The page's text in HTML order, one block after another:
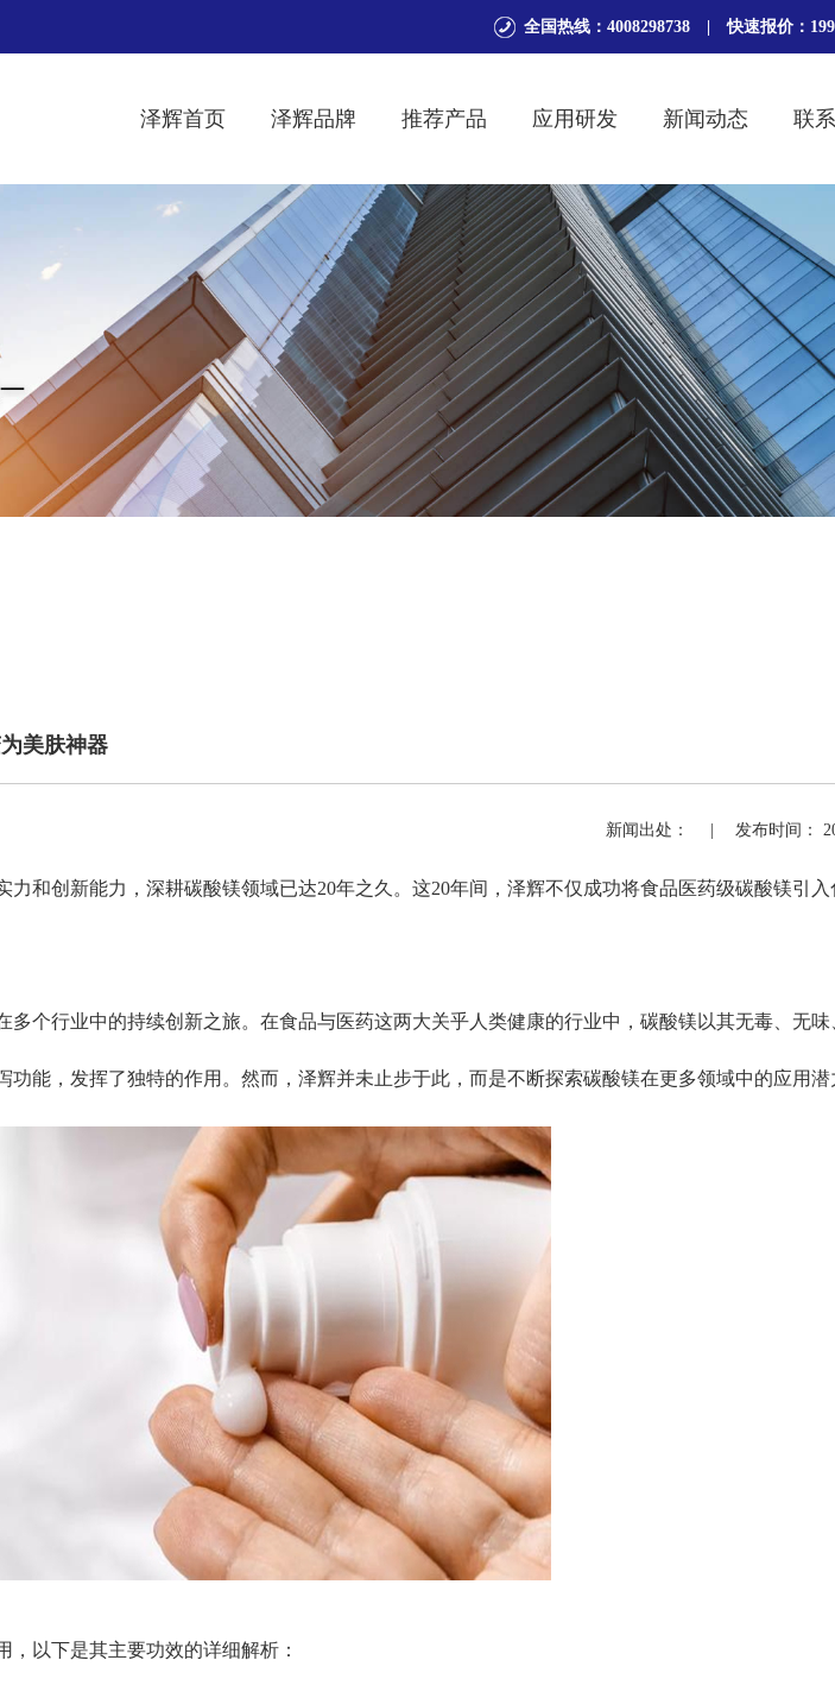
全国热线：4008298738 | 快速报价：
泽辉首页 泽辉品牌 推荐产品 应用研发 新闻动态 联
美肤神器
新闻出处： | 发布时间：
力和创新能力，深耕碳酸镁领域已达20年之久。这20年间，泽辉不仅成功将食品医药级碳酸镁引入
多个行业中的持续创新之旅。在食品与医药这两大关乎人类健康的行业中，碳酸镁以其无毒、无味
能，发挥了独特的作用。然而，泽辉并未止步于此，而是不断探索碳酸镁在更多领域中的应用潜
以下是其主要功效的详细解析：